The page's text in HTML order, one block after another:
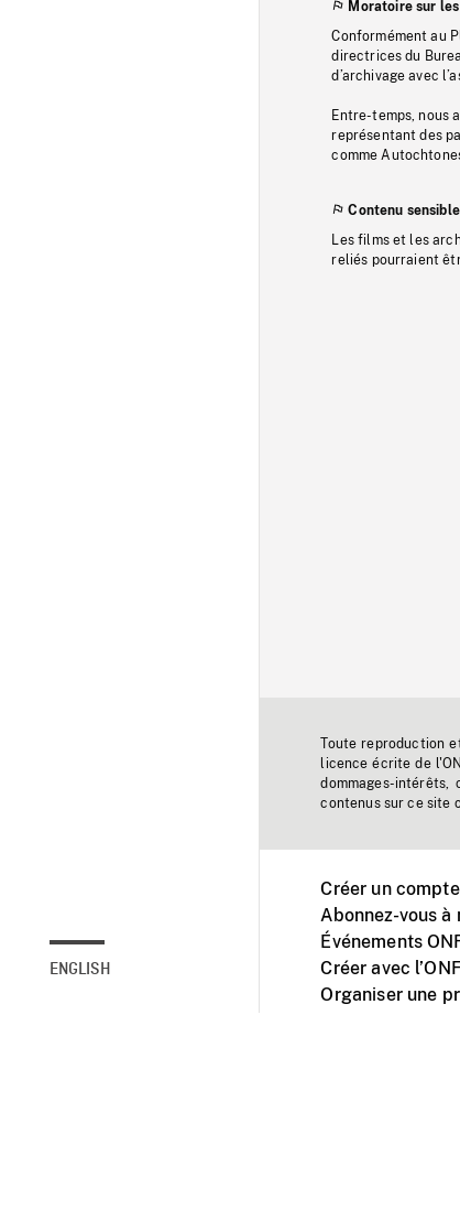
ENGLISH
Moratoire sur
Conformément au
directrices du
d’archivage avec
Entre-temps, nous
représentant des
comme
Contenu
Les films et les
reliés pourraient
Toute reproduction
licence écrite de
dommages-
contenus sur ce site
Créer un
Abonnez-vous
Événements
Créer avec l’ONF
Organiser une